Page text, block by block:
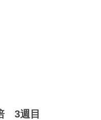
3週目